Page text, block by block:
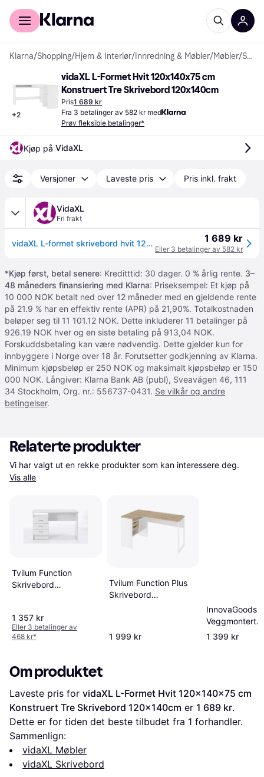
For kunder
Klarna/Shopping/Hjem & Interiør/ Innredning & Møbler/Møbler/ Skrivebord
+2
vidaXL L-Formet Hvit 120x140x75 cm
Konstruert Tre Skrivebord 120x140cm
Pris1 689 kr
Fra 3 betalinger av 582 kr med
Prøv fleksible betalinger*
Kjøp på VidaXL
Versjoner Laveste pris Pris inkl. frakt
VidaXL
Fri frakt
vidaXL L-formet skrivebord hvit 120x140x75 cm konstruert tre 1 689 kr
Eller 3 betalinger av 582 kr
*Kjøp først, betal senere: Kreditttid: 30 dager. 0 % årlig rente. 3–
48 måneders finansiering med Klarna: Priseksempel: Et kjøp på
10 000 NOK betalt ned over 12 måneder med en gjeldende rente
på 21.9 % har en effektiv rente (APR) på 21,90%. Totalkostnaden
beløper seg til 11 101.12 NOK. Dette inkluderer 11 betalinger på
926.19 NOK hver og en siste betaling på 913,04 NOK.
Forskuddsbetaling kan være nødvendig. Dette gjelder kun for
innbyggere i Norge over 18 år. Forutsetter godkjenning av Klarna.
Minimum kjøpsbeløp er 250 NOK og maksimalt kjøpsbeløp er 150
000 NOK. Långiver: Klarna Bank AB (publ), Sveavägen 46, 111
34 Stockholm, Org. nr.: 556737-0431. Se vilkår og andre
betingelser.
Relaterte produkter
Vis alle
Tvilum Function
Skrivebord
1 357 kr
Eller 3 betalinger av
468 kr*
Tvilum Function Plus
Skrivebord
1 999 kr
InnovaGoods
Veggmontert
1 399 kr
Om produktet
Laveste pris for vidaXL L-Formet Hvit 120x140x75 cm
Konstruert Tre Skrivebord 120x140cm er 1 689 kr.
Dette er for tiden det beste tilbudet fra 1 forhandler.
Sammenlign:
vidaXL Møbler
vidaXL Skrivebord